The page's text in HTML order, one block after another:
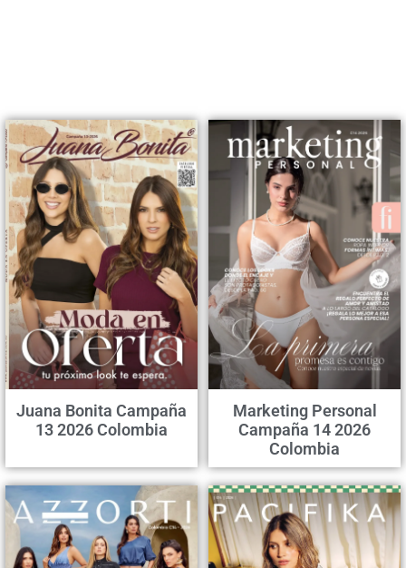
Juana Bonita Campaña
13 2026 Colombia
Marketing Personal
Campaña 14 2026
Colombia